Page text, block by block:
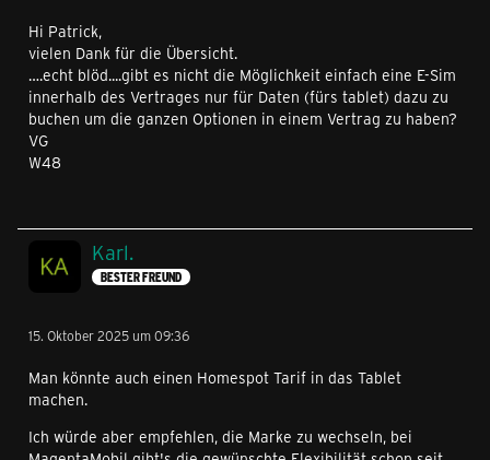
Hi Patrick,
vielen Dank für die Übersicht.
….echt blöd....gibt es nicht die Möglichkeit einfach eine E-Sim
innerhalb des Vertrages nur für Daten (fürs tablet) dazu zu
buchen um die ganzen Optionen in einem Vertrag zu haben?
VG
W48
Karl.
BESTER FREUND
15. Oktober 2025 um 09:36
Man könnte auch einen Homespot Tarif in das Tablet
machen.
Ich würde aber empfehlen, die Marke zu wechseln, bei